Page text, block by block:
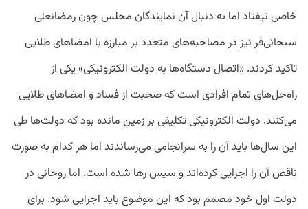
خاصی نیفتاد اما به دنبال آن نمایندگان مجلس چون رمضانعلی
سبحانی‌فر نیز در مصاحبه‌های متعدد بر مبارزه با امضاهای طلایی
تاکید کردند. «اتصال دستگاه‌ها به دولت الکترونیکی» یکی از
راه‌حل‌های تمام افرادی است که صحبت‌ از فساد و امضاهای طلایی
می‌کنند. دولت الکترونیکی تکلیفی بر زمین مانده بود که دولت‌ها طی
این سال‌ها باید آن را به سرانجامی می‌رساندند اما هر کدام به صورت
ناقص آن را اجرایی کرده‌اند و سپس رها شده است. اما روحانی در
دولت اول خود مصمم بود که این موضوع باید اجرایی شود. برای